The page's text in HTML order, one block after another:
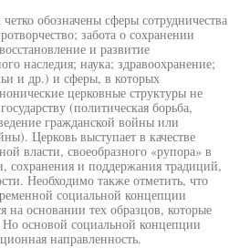
обозначены сферы сотрудничества
забота о сохранении
и развитие
наследия; наука; здравоохранение;
и др.) и сферы, в которых
церковные структуры не
(политическая борьба,
гражданской войны или
Церковь выступает в качестве
власти, своеобразного «рупора» в
сохранения и поддержания традиций,
Необходимо также отметить, что
социальной концепции
на основании тех образцов, которые
Но основой социальной концепции
направленность.